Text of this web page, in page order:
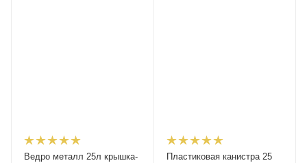
Ведро металл 25л крышка-
Пластиковая канистра 25